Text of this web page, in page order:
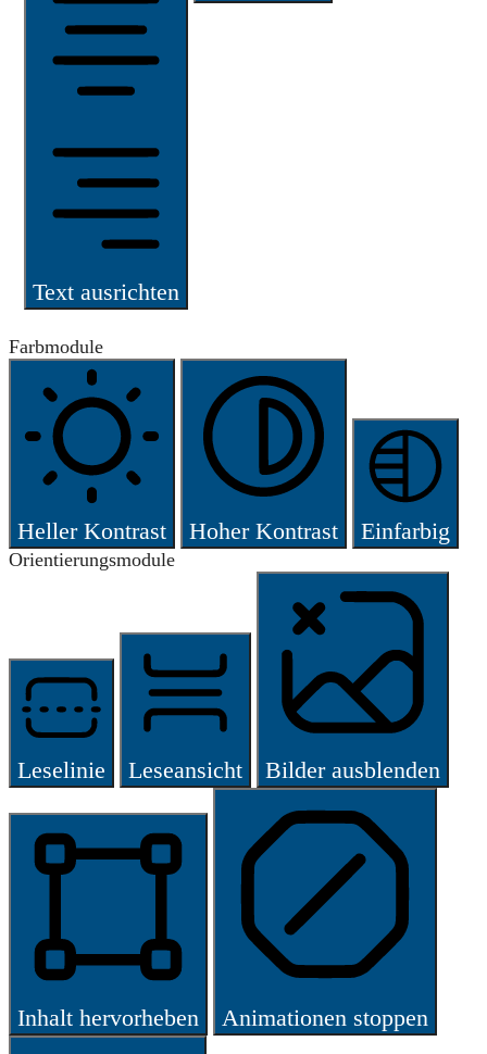
Text ausrichten
Farbmodule
Heller Kontrast Hoher Kontrast Einfarbig
Orientierungsmodule
Leselinie Leseansicht Bilder ausblenden
Inhalt hervorheben Animationen stoppen